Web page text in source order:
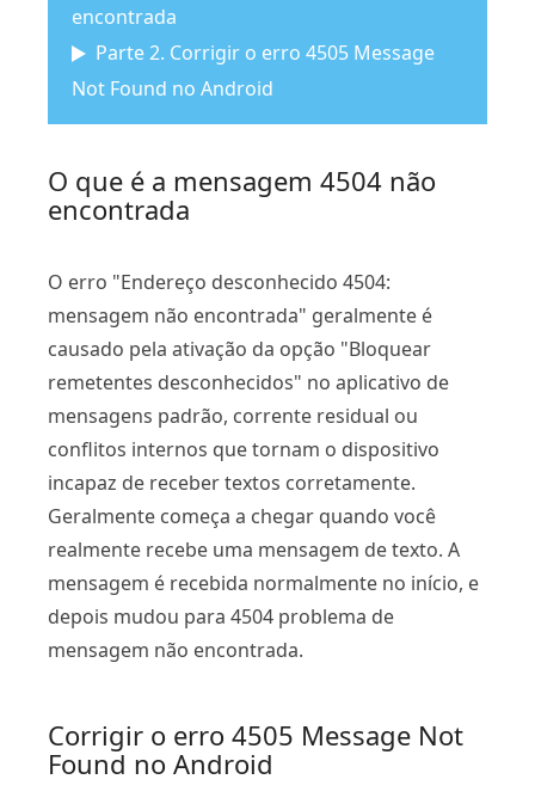
encontrada
Parte 2. Corrigir o erro 4505 Message
Not Found no Android
O que é a mensagem 4504 não
encontrada
O erro "Endereço desconhecido 4504:
mensagem não encontrada" geralmente é
causado pela ativação da opção "Bloquear
remetentes desconhecidos" no aplicativo de
mensagens padrão, corrente residual ou
conflitos internos que tornam o dispositivo
incapaz de receber textos corretamente.
Geralmente começa a chegar quando você
realmente recebe uma mensagem de texto. A
mensagem é recebida normalmente no início, e
depois mudou para 4504 problema de
mensagem não encontrada.
Corrigir o erro 4505 Message Not
Found no Android